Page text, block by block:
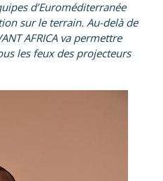
d’Euroméditerranée
sur le terrain. Au-delà de
AFRICA va permettre
les feux des projecteurs